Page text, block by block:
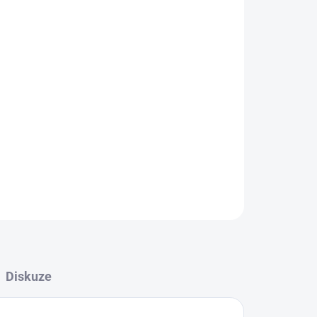
Diskuze